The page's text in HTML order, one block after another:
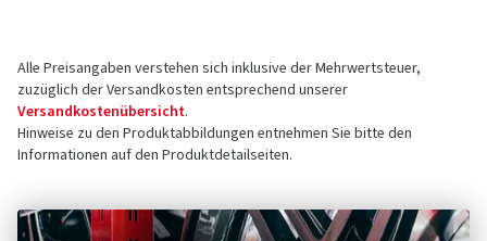
Kontakt für Produktsicherheit (kein
Kundensupport)
E-Mail:info@goodyear.de
Alle Preisangaben verstehen sich inklusive der Mehrwertsteuer,
zuzüglich der Versandkosten entsprechend unserer
Versandkostenübersicht.
Hinweise zu den Produktabbildungen entnehmen Sie bitte den
Informationen auf den Produktdetailseiten.